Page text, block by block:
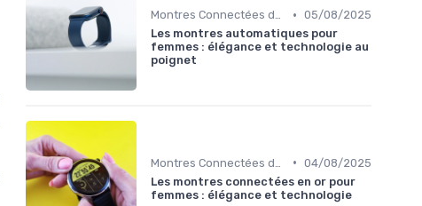
Montres Connectées de Luxe • 05/08/2025
Les montres automatiques pour
femmes : élégance et technologie au
poignet
• 04/08/2025
Les montres connectées en or pour
femmes : élégance et technologie